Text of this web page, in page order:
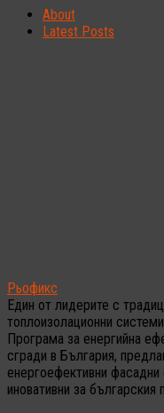
About
Latest Posts
Рьофикс
Един от лидерите с
топлоизолационни
Програма за енергийна
сгради в България,
енергоефективни
иновативни за българския